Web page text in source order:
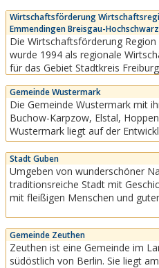
Schweizer Markt und das Elsass
angebunden. Eine Region mit
Lebensqualität, kurzen Wegen zu zwei
internationalen
Wirtschaftsförderung
Emmendingen Breisgau-
Die Wirtschaftsförderung Region
wurde 1994 als regionale
für das Gebiet Stadtkreis
Emmendingen als eingetragener
in Freiburg in Süddeutschland
Team der Wirtschaftsförderung
hat ein offenes Ohr...
Gemeinde Wustermark
Die Gemeinde Wustermark mit
Buchow-Karpzow, Elstal, Hoppenrade, Priort und
Wustermark liegt auf der
Spandau - Nauen und verfügt
Verkehrsanbindungen an die Städte
Nauen und Falkensee.
Stadt Guben
Umgeben von wunderschöner Natur, ist
traditionsreiche Stadt mit
mit fleißigen Menschen und
zu prägen.
Gemeinde Zeuthen
Zeuthen ist eine Gemeinde im
südöstlich von Berlin. Sie liegt